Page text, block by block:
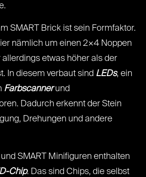
SMART Brick ist sein Formfaktor.
nämlich um einen 2×4 Noppen
etwas höher als der
In diesem verbaut sind LEDs, ein
Farbscanner und
Dadurch erkennt der Stein
Drehungen und andere
und SMART Minifiguren enthalten
Chip. Das sind Chips, die selbst